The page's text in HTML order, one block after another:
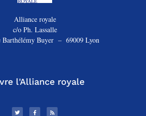
Alliance royale
c/o Ph. Lassalle
Barthélémy Buyer – 69009 Lyon
l'Alliance royale